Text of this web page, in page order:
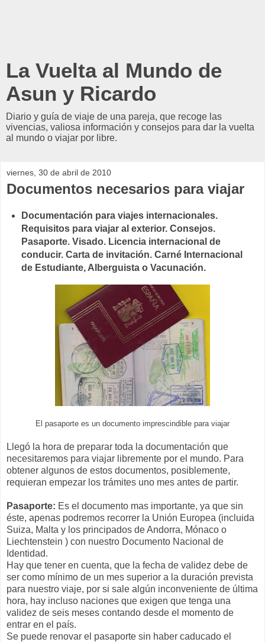
La Vuelta al Mundo de
Asun y Ricardo
Diario y guía de viaje de una pareja, que recoge las
vivencias, valiosa información y consejos para dar la vuelta
al mundo o viajar por libre.
viernes, 30 de abril de 2010
Documentos necesarios para viajar
Documentación para viajes internacionales.
Requisitos para viajar al exterior. Consejos.
Pasaporte. Visado. Licencia internacional de
conducir. Carta de invitación. Carné Internacional
de Estudiante, Alberguista o Vacunación.
El pasaporte es un documento imprescindible para viajar
Llegó la hora de preparar toda la documentación que
necesitaremos para viajar libremente por el mundo. Para
obtener algunos de estos documentos, posiblemente,
requieran empezar los trámites uno mes antes de partir.
Pasaporte: Es el documento mas importante, ya que sin
éste, apenas podremos recorrer la Unión Europea (incluida
Suiza, Malta y los principados de Andorra, Mónaco o
Liechtenstein ) con nuestro Documento Nacional de
Identidad.
Hay que tener en cuenta, que la fecha de validez debe de
ser como mínimo de un mes superior a la duración prevista
para nuestro viaje, por si sale algún inconveniente de última
hora, hay incluso naciones que exigen que tenga una
validez de seis meses contando desde el momento de
entrar en el país.
Se puede renovar el pasaporte sin haber caducado el